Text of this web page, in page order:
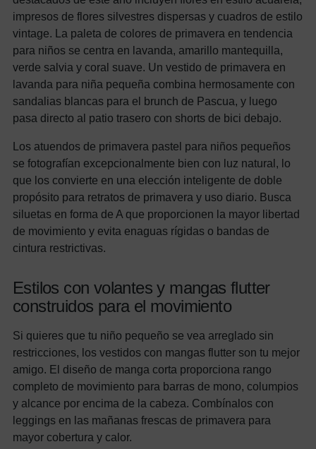
impresos de flores silvestres dispersas y cuadros de estilo
vintage. La paleta de colores de primavera en tendencia
para niños se centra en lavanda, amarillo mantequilla,
verde salvia y coral suave. Un vestido de primavera en
lavanda para niña pequeña combina hermosamente con
sandalias blancas para el brunch de Pascua, y luego
pasa directo al patio trasero con shorts de bici debajo.
Los atuendos de primavera pastel para niños pequeños
se fotografían excepcionalmente bien con luz natural, lo
que los convierte en una elección inteligente de doble
propósito para retratos de primavera y uso diario. Busca
siluetas en forma de A que proporcionen la mayor libertad
de movimiento y evita enaguas rígidas o bandas de
cintura restrictivas.
Estilos con volantes y mangas flutter
construidos para el movimiento
Si quieres que tu niño pequeño se vea arreglado sin
restricciones, los vestidos con mangas flutter son tu mejor
amigo. El diseño de manga corta proporciona rango
completo de movimiento para barras de mono, columpios
y alcance por encima de la cabeza. Combínalos con
leggings en las mañanas frescas de primavera para
mayor cobertura y calor.